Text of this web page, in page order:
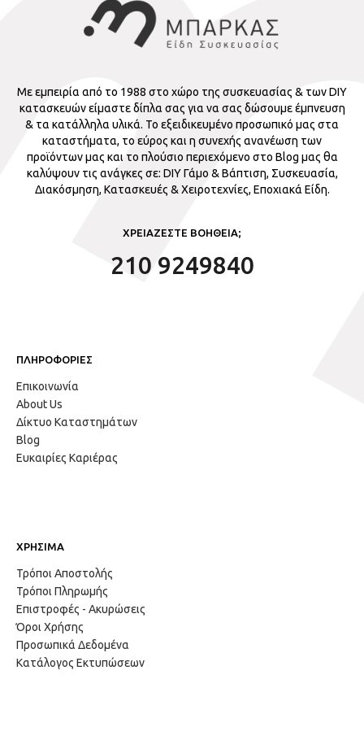
Με εμπειρία από το 1988 στο χώρο της συσκευασίας & των DIY
κατασκευών είμαστε δίπλα σας για να σας δώσουμε έμπνευση
& τα κατάλληλα υλικά. Το εξειδικευμένο προσωπικό μας στα
καταστήματα, το εύρος και η συνεχής ανανέωση των
προϊόντων μας και το πλούσιο περιεχόμενο στο Blog μας θα
καλύψουν τις ανάγκες σε: DIY Γάμο & Βάπτιση, Συσκευασία,
Διακόσμηση, Κατασκευές & Χειροτεχνίες, Εποχιακά Είδη.
ΧΡΕΙΑΖΕΣΤΕ ΒΟΗΘΕΙΑ;
210 9249840
ΠΛΗΡΟΦΟΡΙΕΣ
Επικοινωνία
About Us
Δίκτυο Καταστημάτων
Blog
Ευκαιρίες Καριέρας
ΧΡΗΣΙΜΑ
Τρόποι Αποστολής
Τρόποι Πληρωμής
Επιστροφές - Ακυρώσεις
Όροι Χρήσης
Προσωπικά Δεδομένα
Κατάλογος Εκτυπώσεων